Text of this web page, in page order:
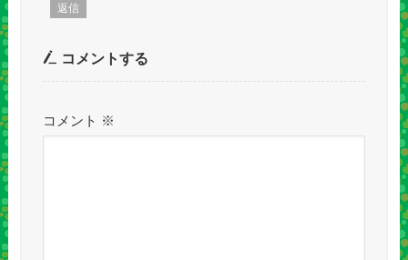
返信
コメントする
コメント ※